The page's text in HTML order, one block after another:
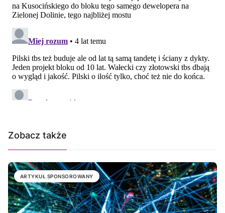
Zobacz także
ARTYKUŁ SPONSOROWANY